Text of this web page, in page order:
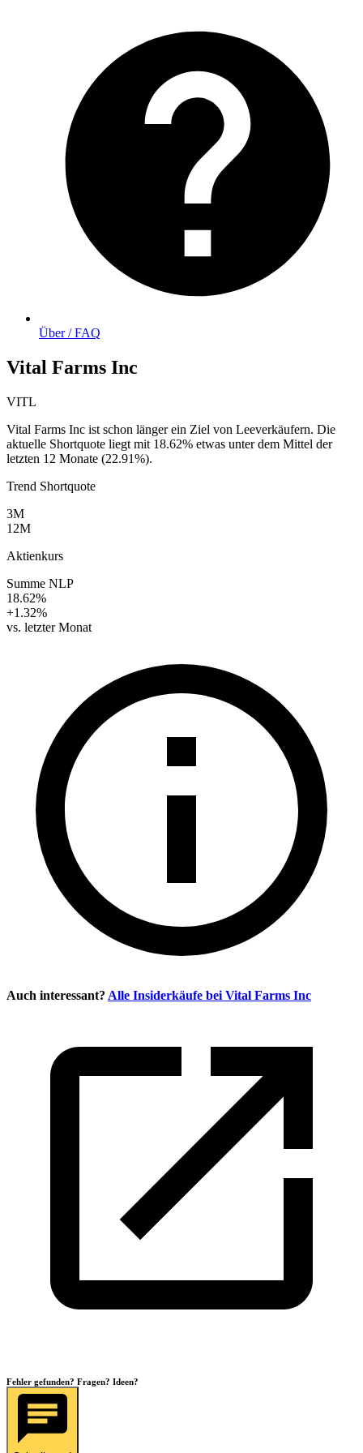
Über / FAQ
Vital Farms Inc
VITL
Vital Farms Inc ist schon länger ein Ziel von Leeverkäufern. Die
aktuelle Shortquote liegt mit 18.62% etwas unter dem Mittel der
letzten 12 Monate (22.91%).
Trend Shortquote
3M
12M
Aktienkurs
Summe NLP
18.62%
+1.32%
vs. letzter Monat
Auch interessant? Alle Insiderkäufe bei Vital Farms Inc
Fehler gefunden? Fragen? Ideen?